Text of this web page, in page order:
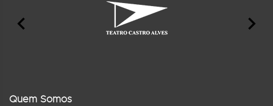
Quem Somos